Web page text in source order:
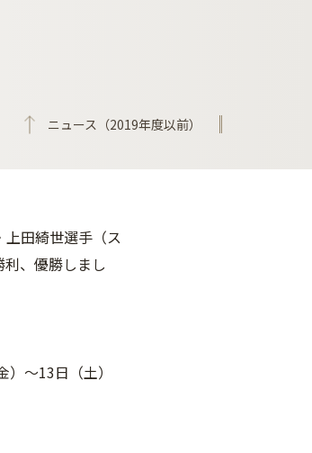
ニュース（2019年度以前）
田綺世選手（ス
、優勝しまし
13日（土）